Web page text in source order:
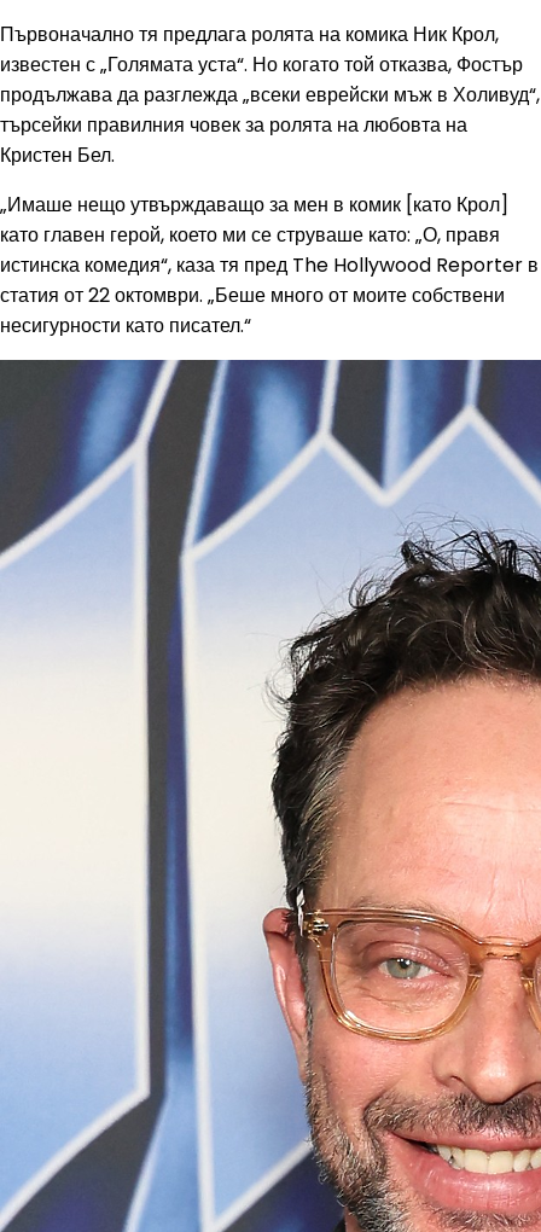
Първоначално тя предлага ролята на комика Ник Крол,
известен с „Голямата уста“. Но когато той отказва, Фостър
продължава да разглежда „всеки еврейски мъж в Холивуд“,
търсейки правилния човек за ролята на любовта на
Кристен Бел.
„Имаше нещо утвърждаващо за мен в комик [като Крол]
като главен герой, което ми се струваше като: „О, правя
истинска комедия“, каза тя пред The ​​Hollywood Reporter в
статия от 22 октомври. „Беше много от моите собствени
несигурности като писател.“